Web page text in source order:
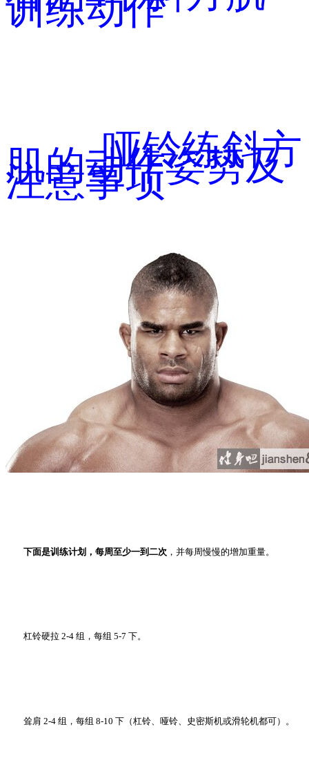
训练动作
哑铃练斜方
肌的动作姿势及
注意事项
下面是训练计划，每周至少一到二次 ，并每周慢慢的增加重量。
杠铃硬拉 2-4 组，每组 5-7 下。
耸肩 2-4 组，每组 8-10 下（杠铃、哑铃、史密斯机或滑轮机都可）。